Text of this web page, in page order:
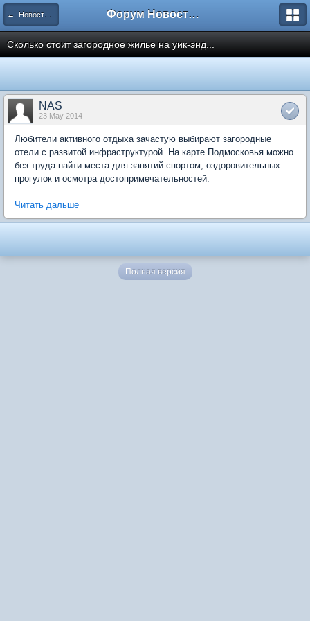
← Новости рынка недвижимости Форум Новостройки
Сколько стоит загородное жилье на уик-энд...
NAS
23 May 2014
Любители активного отдыха зачастую выбирают загородные
отели с развитой инфраструктурой. На карте Подмосковья можно
без труда найти места для занятий спортом, оздоровительных
прогулок и осмотра достопримечательностей.
Читать дальше
Полная версия